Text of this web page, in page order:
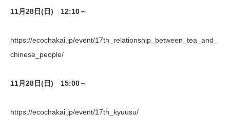
11月28日(日) 12:10～
https://ecochakai.jp/event/17th_relationship_between_tea_and_
chinese_people/
11月28日(日) 15:00～
https://ecochakai.jp/event/17th_kyuusu/